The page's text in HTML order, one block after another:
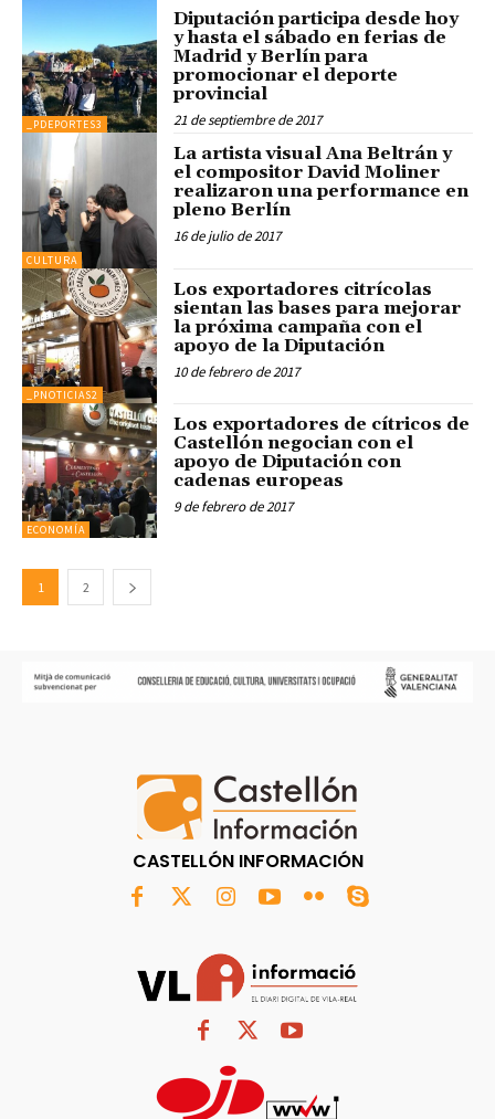
_PDEPORTES3
Diputación participa desde hoy
y hasta el sábado en ferias de
Madrid y Berlín para
promocionar el deporte
provincial
21 de septiembre de 2017
CULTURA
La artista visual Ana Beltrán y
el compositor David Moliner
realizaron una performance en
pleno Berlín
16 de julio de 2017
_PNOTICIAS2
Los exportadores citrícolas
sientan las bases para mejorar
la próxima campaña con el
apoyo de la Diputación
10 de febrero de 2017
ECONOMÍA
Los exportadores de cítricos de
Castellón negocian con el
apoyo de Diputación con
cadenas europeas
9 de febrero de 2017
1 2
CASTELLÓN INFORMACIÓN